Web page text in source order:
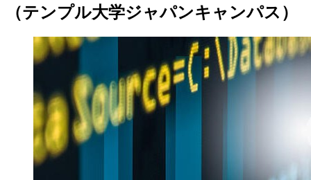
（テンプル大学ジャパンキャンパス）